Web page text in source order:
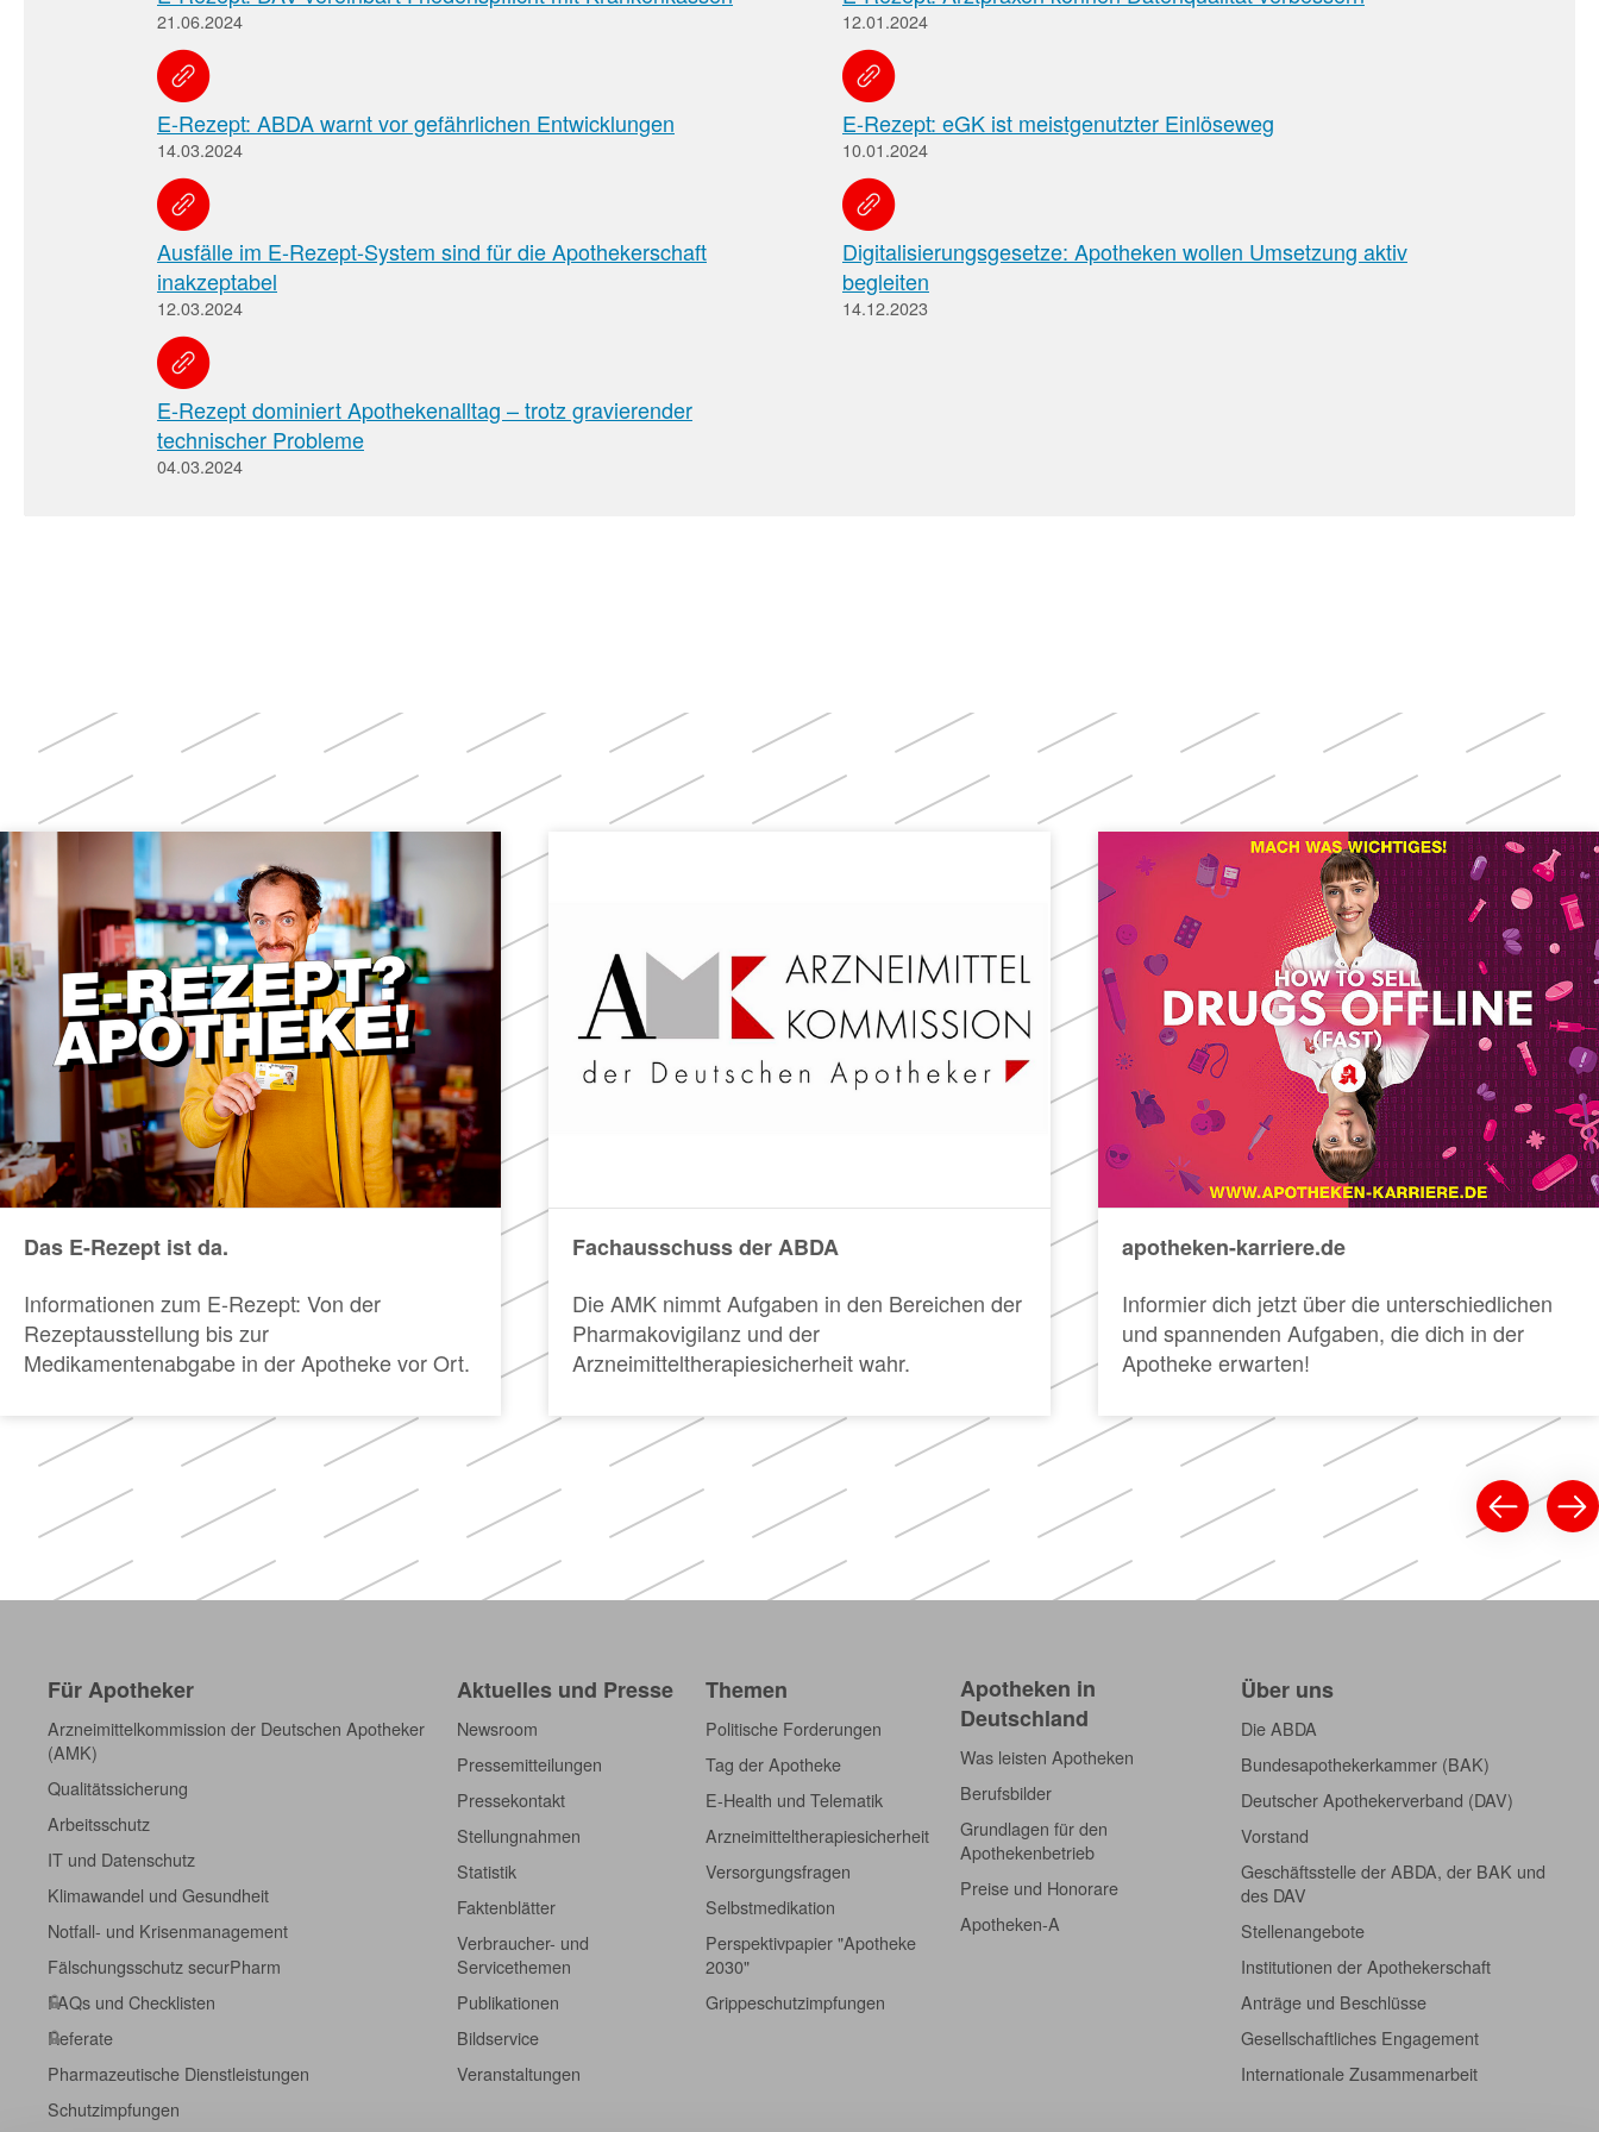
21.06.2024
E-Rezept: ABDA warnt vor gefährlichen Entwicklungen
14.03.2024
Ausfälle im E-Rezept-System sind für die Apothekerschaft
inakzeptabel
12.03.2024
E-Rezept dominiert Apothekenalltag – trotz gravierender
technischer Probleme
04.03.2024
12.01.2024
E-Rezept: eGK ist meistgenutzter Einlöseweg
10.01.2024
Digitalisierungsgesetze: Apotheken wollen Umsetzung aktiv
begleiten
14.12.2023
Meldung zum
Apothekenverzeichnis
und Beitrittserklärung
zum Rahmenvertrag
Hier
finden
Sie
u.
den
Rahmenvertrag
über
in
der
Apotheke
FAQ
„Cannabisgesetz“
Häufig
gestellte
Fragen
Weitere
Themen
Das E-Rezept ist da.
Informationen zum E-Rezept: Von der
Rezeptausstellung bis zur
Medikamentenabgabe in der Apotheke vor Ort.
Fachausschuss der ABDA
Die AMK nimmt Aufgaben in den Bereichen der
Pharmakovigilanz und der
Arzneimitteltherapiesicherheit wahr.
apotheken-karriere.de
Informier dich jetzt über die unterschiedlichen
und spannenden Aufgaben, die dich in der
Apotheke erwarten!
Für Apotheker
Arzneimittelkommission der Deutschen Apotheker
(AMK)
Qualitätssicherung
Arbeitsschutz
IT und Datenschutz
Klimawandel und Gesundheit
Notfall- und Krisenmanagement
Fälschungsschutz securPharm
FAQs und Checklisten
Referate
Pharmazeutische Dienstleistungen
Schutzimpfungen
Aktuelles und Presse
Newsroom
Pressemitteilungen
Pressekontakt
Stellungnahmen
Statistik
Faktenblätter
Verbraucher- und
Servicethemen
Publikationen
Bildservice
Veranstaltungen
Themen
Politische Forderungen
Tag der Apotheke
E-Health und Telematik
Arzneimitteltherapiesicherheit
Versorgungsfragen
Selbstmedikation
Perspektivpapier "Apotheke
2030"
Grippeschutzimpfungen
Apotheken in
Deutschland
Was leisten Apotheken
Berufsbilder
Grundlagen für den
Apothekenbetrieb
Preise und Honorare
Apotheken-A
Über uns
Die ABDA
Bundesapothekerkammer (BAK)
Deutscher Apothekerverband (DAV)
Vorstand
Geschäftsstelle der ABDA, der BAK und
des DAV
Stellenangebote
Institutionen der Apothekerschaft
Anträge und Beschlüsse
Gesellschaftliches Engagement
Internationale Zusammenarbeit